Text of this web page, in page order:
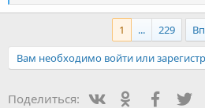
е
а
и
и
1 ... 229
Вам необходимо войти или
Поделиться: Вконтакте